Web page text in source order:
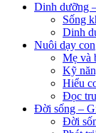
Dinh dưỡng
Sống
Dinh
Nuôi dạy con
Mẹ và
Kỹ
Hiểu
Đọc
Đời sống –
Đời